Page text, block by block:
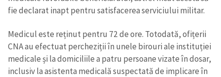
fie declarat inapt pentru satisfacerea serviciului militar.
Medicul este reținut pentru 72 de ore. Totodată, ofițerii
CNA au efectuat percheziții în unele birouri ale instituției
medicale și la domiciliile a patru persoane vizate în dosar,
inclusiv la asistenta medicală suspectată de implicare în